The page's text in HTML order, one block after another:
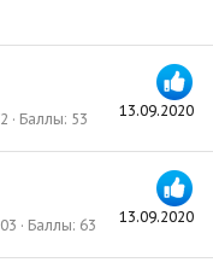
13.09.2020
Баллы 53
13.09.2020
Баллы 63